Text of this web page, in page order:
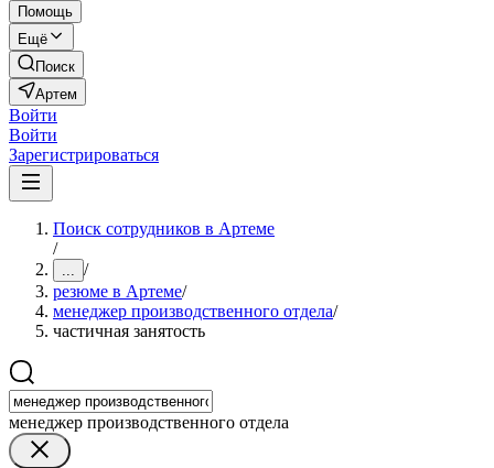
Помощь
Ещё
Поиск
Артем
Войти
Войти
Зарегистрироваться
Поиск сотрудников в Артеме
/
... /
резюме в Артеме/
менеджер производственного отдела/
частичная занятость
менеджер производственного отдела